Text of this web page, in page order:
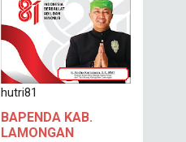
hutri81
BAPENDA KAB.
LAMONGAN